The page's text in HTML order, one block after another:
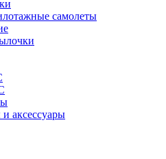
самолеты
аксессуары